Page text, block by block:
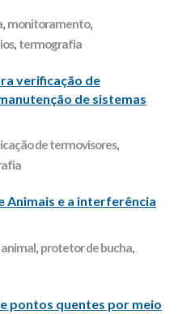
, monitoramento,
, termografia
verificação de
de sistemas
de termovisores,
e a interferência
, protetor de bucha,
pontos quentes por meio